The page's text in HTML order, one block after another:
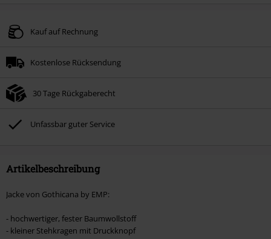
Kauf auf Rechnung
Kostenlose Rücksendung
30 Tage Rückgaberecht
Unfassbar guter Service
Artikelbeschreibung
Jacke von Gothicana by EMP:
- hochwertiger, fester Baumwollstoff
- kleiner Stehkragen mit Druckknopf